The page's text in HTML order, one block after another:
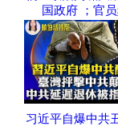
国政府 ；官
习近平自爆中共